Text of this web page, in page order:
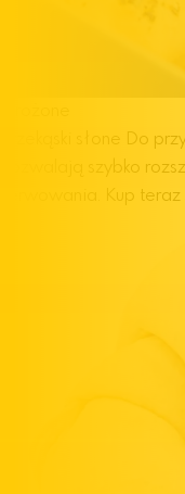
Do
Pozwalają szybko
Kup teraz